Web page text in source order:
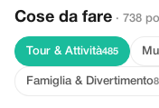
Cose da fare · 738
Tour & Attività485
Famiglia & Divertimento